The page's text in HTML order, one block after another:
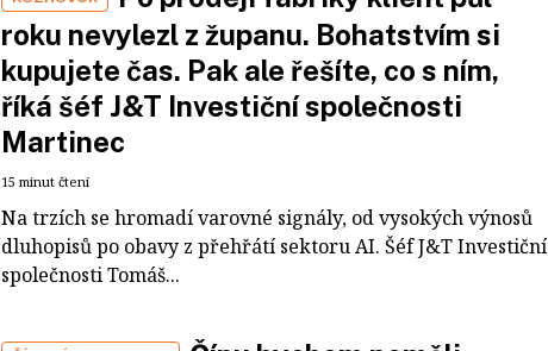
roku nevylezl z županu. Bohatstvím si
kupujete čas. Pak ale řešíte, co s ním,
říká šéf J&T Investiční společnosti
Martinec
15 minut čtení
Na trzích se hromadí varovné signály, od vysokých výnosů
dluhopisů po obavy z přehřátí sektoru AI. Šéf J&T Investiční
společnosti Tomáš...